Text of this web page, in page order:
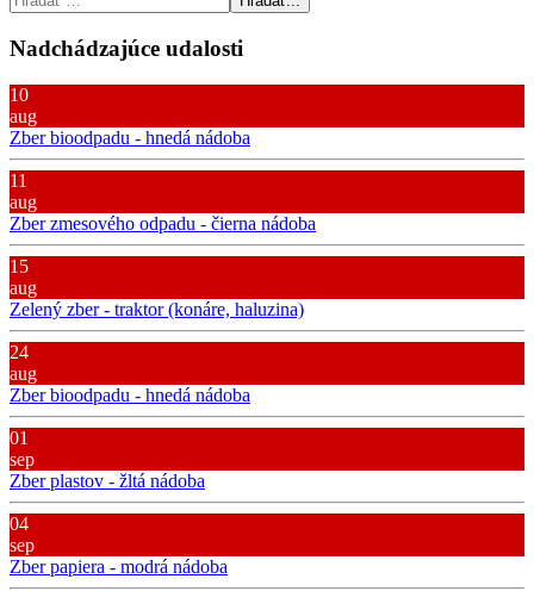
Nadchádzajúce udalosti
10
aug
Zber bioodpadu - hnedá nádoba
11
aug
Zber zmesového odpadu - čierna nádoba
15
aug
Zelený zber - traktor (konáre, haluzina)
24
aug
Zber bioodpadu - hnedá nádoba
01
sep
Zber plastov - žltá nádoba
04
sep
Zber papiera - modrá nádoba